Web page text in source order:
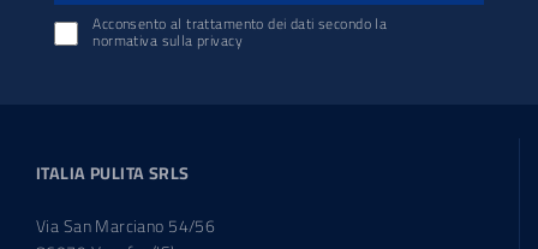
Acconsento al trattamento dei dati secondo la
normativa sulla privacy
ITALIA PULITA SRLS
Via San Marciano 54/56